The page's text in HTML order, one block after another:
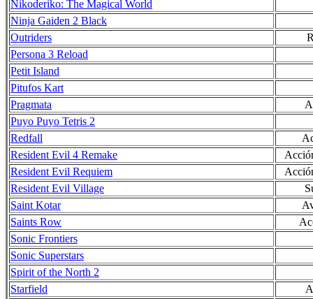
Nikoderiko: The Magical World
Ninja Gaiden 2 Black
Outriders
Persona 3 Reload
Petit Island
Pitufos Kart
Pragmata
Puyo Puyo Tetris 2
Redfall
Resident Evil 4 Remake
Resident Evil Requiem
Resident Evil Village
Saint Kotar
Saints Row
Sonic Frontiers
Sonic Superstars
Spirit of the North 2
Starfield